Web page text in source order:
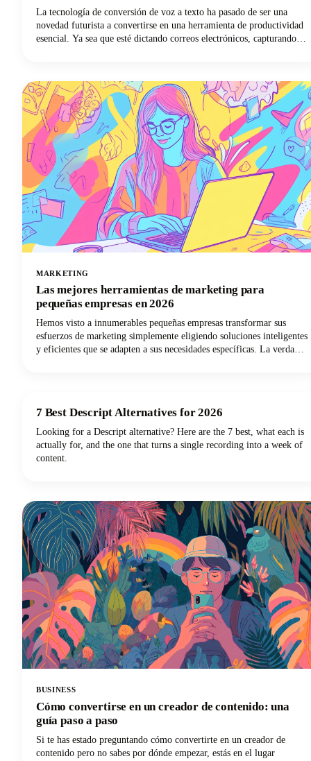
La tecnología de conversión de voz a texto ha pasado de ser una
novedad futurista a convertirse en una herramienta de productividad
esencial. Ya sea que esté dictando correos electrónicos, capturando
MARKETING
Las mejores herramientas de marketing para
pequeñas empresas en 2026
Hemos visto a innumerables pequeñas empresas transformar sus
esfuerzos de marketing simplemente eligiendo soluciones inteligentes
y eficientes que se adapten a sus necesidades específicas. La verdad
7 Best Descript Alternatives for 2026
Looking for a Descript alternative? Here are the 7 best, what each is
actually for, and the one that turns a single recording into a week of
content.
BUSINESS
Cómo convertirse en un creador de contenido: una
guía paso a paso
Si te has estado preguntando cómo convertirte en un creador de
contenido pero no sabes por dónde empezar, estás en el lugar